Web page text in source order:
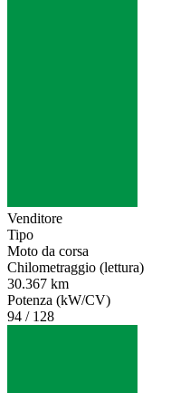
Venditore
Tipo
Moto da corsa
Chilometraggio (lettura)
30.367 km
Potenza (kW/CV)
94 / 128